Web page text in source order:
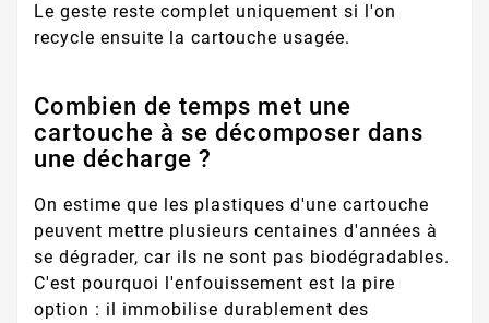
Le geste reste complet uniquement si l'on
recycle ensuite la cartouche usagée.
Combien de temps met une
cartouche à se décomposer dans
une décharge ?
On estime que les plastiques d'une cartouche
peuvent mettre plusieurs centaines d'années à
se dégrader, car ils ne sont pas biodégradables.
C'est pourquoi l'enfouissement est la pire
option : il immobilise durablement des